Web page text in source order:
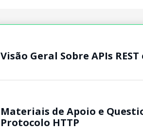
Visão Geral Sobre APIs
Materiais de Apoio e
Protocolo HTTP